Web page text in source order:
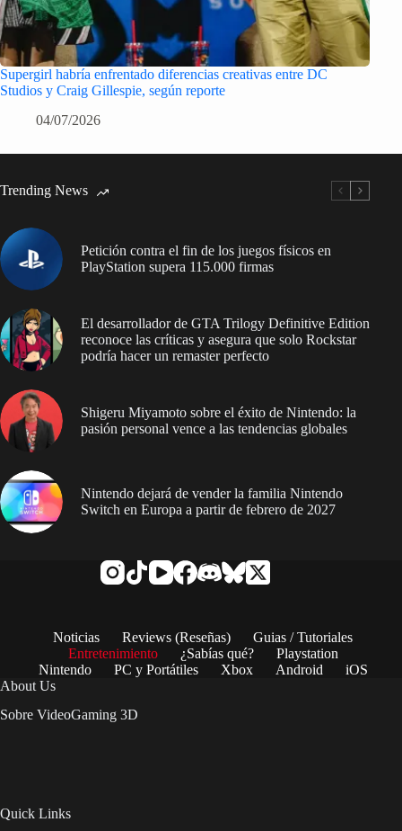
Supergirl habría enfrentado diferencias creativas entre DC
Studios y Craig Gillespie, según reporte
04/07/2026
Trending News
Petición contra el fin de los juegos físicos en
PlayStation supera 115.000 firmas
El desarrollador de GTA Trilogy Definitive Edition
reconoce las críticas y asegura que solo Rockstar
podría hacer un remaster perfecto
Shigeru Miyamoto sobre el éxito de Nintendo: la
pasión personal vence a las tendencias globales
Nintendo dejará de vender la familia Nintendo
Switch en Europa a partir de febrero de 2027
Noticias Reviews (Reseñas)
Guias / Tutoriales
Entretenimiento
¿Sabías qué?
Playstation
Nintendo
PC y Portátiles Xbox Android
iOS
About Us
Sobre VideoGaming 3D
Quick Links